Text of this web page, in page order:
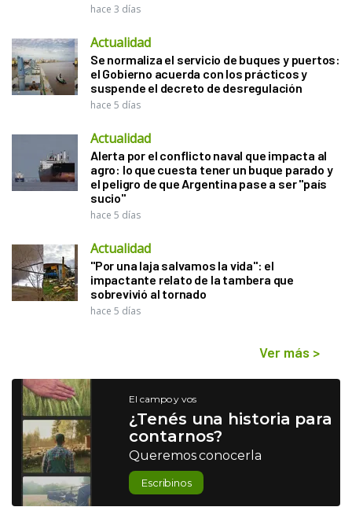
hace 3 días
Actualidad
Se normaliza el servicio de buques y puertos:
el Gobierno acuerda con los prácticos y
suspende el decreto de desregulación
hace 5 días
Actualidad
Alerta por el conflicto naval que impacta al
agro: lo que cuesta tener un buque parado y
el peligro de que Argentina pase a ser "país
sucio"
hace 5 días
Actualidad
"Por una laja salvamos la vida": el
impactante relato de la tambera que
sobrevivió al tornado
hace 5 días
Ver más >
El campo y vos
¿Tenés una historia para
contarnos?
Queremos conocerla
Escribinos